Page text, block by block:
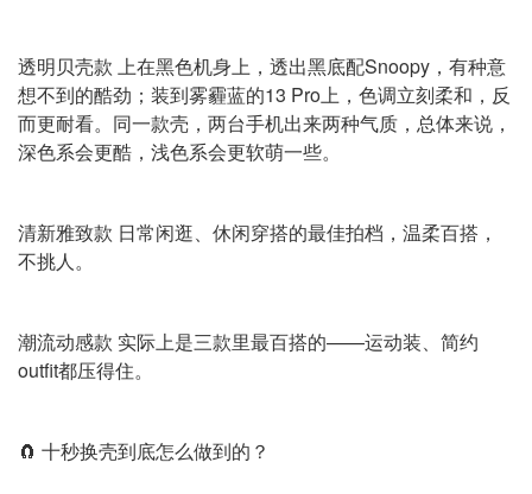
透明贝壳款 上在黑色机身上，透出黑底配Snoopy，有种意
想不到的酷劲；装到雾霾蓝的13 Pro上，色调立刻柔和，反
而更耐看。同一款壳，两台手机出来两种气质，总体来说，
深色系会更酷，浅色系会更软萌一些。
清新雅致款 日常闲逛、休闲穿搭的最佳拍档，温柔百搭，
不挑人。
潮流动感款 实际上是三款里最百搭的——运动装、简约
outfit都压得住。
🧲 十秒换壳到底怎么做到的？